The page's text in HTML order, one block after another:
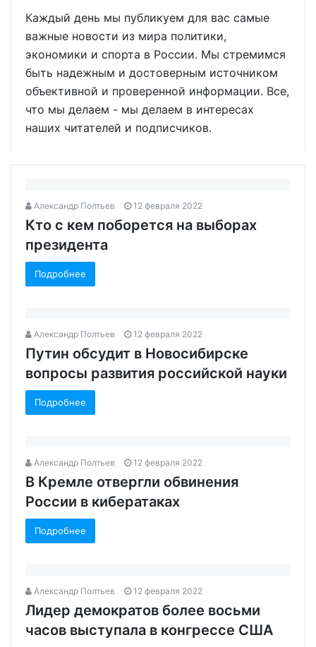
Каждый день мы публикуем для вас самые
важные новости из мира политики,
экономики и спорта в России. Мы стремимся
быть надежным и достоверным источником
объективной и проверенной информации. Все,
что мы делаем - мы делаем в интересах
наших читателей и подписчиков.
Александр Полтьев 12 февраля 2022
Кто с кем поборется на выборах
президента‍
Подробнее
Александр Полтьев 12 февраля 2022
Путин обсудит в Новосибирске
вопросы развития российской науки
Подробнее
Александр Полтьев 12 февраля 2022
В Кремле отвергли обвинения
России в кибератаках
Подробнее
Александр Полтьев 12 февраля 2022
Лидер демократов более восьми
часов выступала в конгрессе США